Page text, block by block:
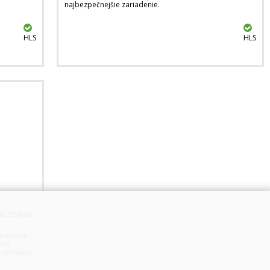
HLS
najbezpečnejšie zariadenie.
HLS